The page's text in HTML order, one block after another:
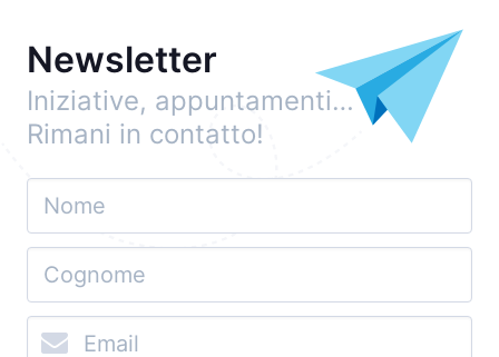
Newsletter
Iniziative, appuntamenti…
Rimani in contatto!